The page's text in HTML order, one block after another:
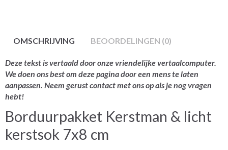
OMSCHRIJVING BEOORDELINGEN (0)
Deze tekst is vertaald door onze vriendelijke vertaalcomputer.
We doen ons best om deze pagina door een mens te laten
aanpassen. Neem gerust contact met ons op als je nog vragen
hebt!
Borduurpakket Kerstman & licht
kerstsok 7x8 cm